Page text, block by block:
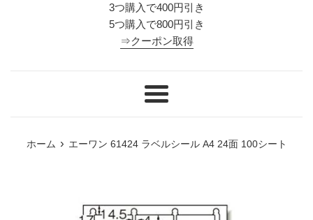
3つ購入で400円引き
5つ購入で800円引き
⇒クーポン取得
メ
ー
ホーム › エーワン 61424 ラベルシール A4 24面 100シート